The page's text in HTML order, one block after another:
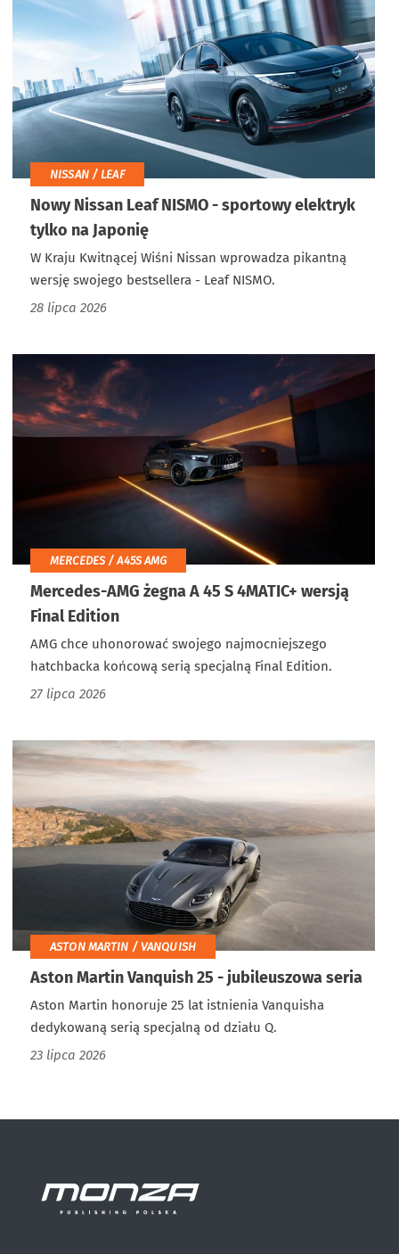
NISSAN / LEAF
Nowy Nissan Leaf NISMO - sportowy elektryk
tylko na Japonię
W Kraju Kwitnącej Wiśni Nissan wprowadza pikantną
wersję swojego bestsellera - Leaf NISMO.
28 lipca 2026
MERCEDES / A45S AMG
Mercedes-AMG żegna A 45 S 4MATIC+ wersją
Final Edition
AMG chce uhonorować swojego najmocniejszego
hatchbacka końcową serią specjalną Final Edition.
27 lipca 2026
ASTON MARTIN / VANQUISH
Aston Martin Vanquish 25 - jubileuszowa seria
Aston Martin honoruje 25 lat istnienia Vanquisha
dedykowaną serią specjalną od działu Q.
23 lipca 2026